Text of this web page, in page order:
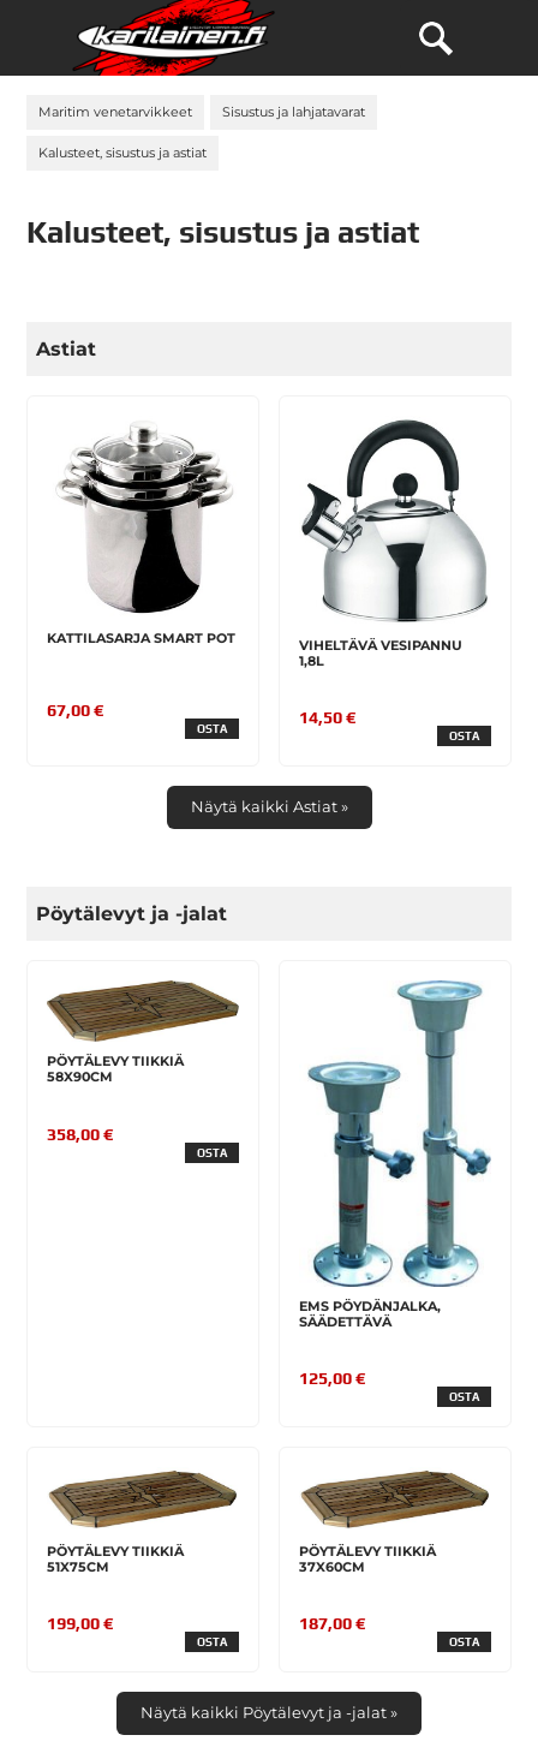
Maritim venetarvikkeet Sisustus ja lahjatavarat
Kalusteet, sisustus ja astiat
Kalusteet, sisustus ja astiat
Astiat
KATTILASARJA SMART POT
67,00 €
OSTA
VIHELTÄVÄ VESIPANNU
1,8L
14,50 €
OSTA
Näytä kaikki Astiat »
Pöytälevyt ja -jalat
PÖYTÄLEVY TIIKKIÄ
58X90CM
358,00 €
OSTA
EMS PÖYDÄNJALKA,
SÄÄDETTÄVÄ
125,00 €
OSTA
PÖYTÄLEVY TIIKKIÄ
51X75CM
199,00 €
OSTA
PÖYTÄLEVY TIIKKIÄ
37X60CM
187,00 €
OSTA
Näytä kaikki Pöytälevyt ja -jalat »